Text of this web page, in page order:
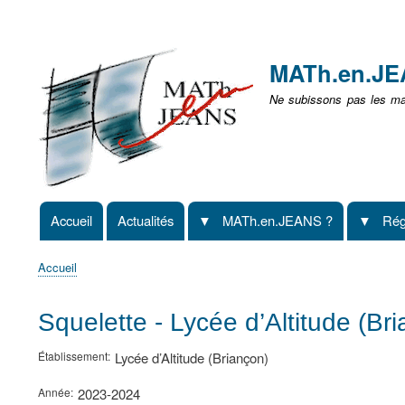
non
identifié
Ne subissons pas les
Navigation
principale
Accueil Actualités MATh.en.JEANS ?
d'Ariane
Accueil
Squelette - Lycée d’Altitude
Établissement Lycée d’Altitude (Briançon)
Année 2023-2024